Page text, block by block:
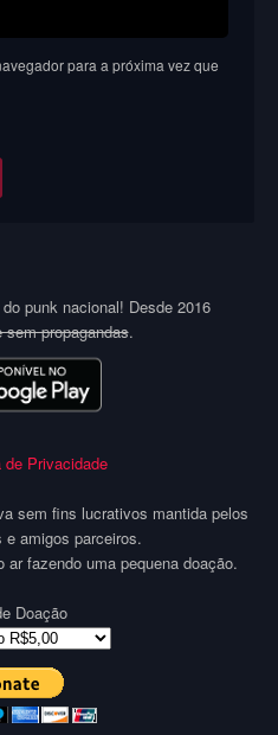
para a próxima vez que
punk nacional! Desde 2016
sem propagandas.
Privacidade
sem fins lucrativos mantida pelos
amigos parceiros.
ar fazendo uma pequena doação.
Doação